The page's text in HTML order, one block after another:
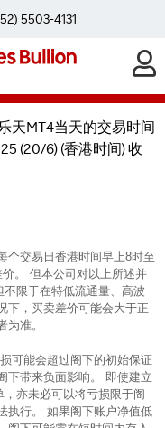
5503-4131
交易时间因
所转变
天MT4当天的交易时间
(20/6) (香港时间) 收
个交易日香港时间早上8时至
。 但本公司对以上所述并
限于在特低流通量、高波
下，买卖差价可能会大于正
准。
可能会超过阁下的初始保证
下带来负面影响。 即使建立
亦未必可以将亏损限于阁
执行。 如果阁下账户净值低